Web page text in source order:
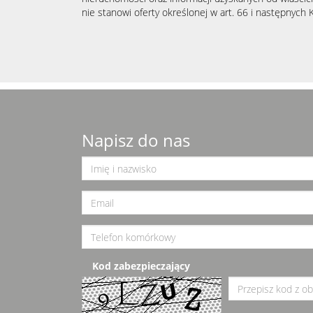
nie stanowi oferty określonej w art. 66 i następnych
Napisz do nas
Kod zabezpieczający